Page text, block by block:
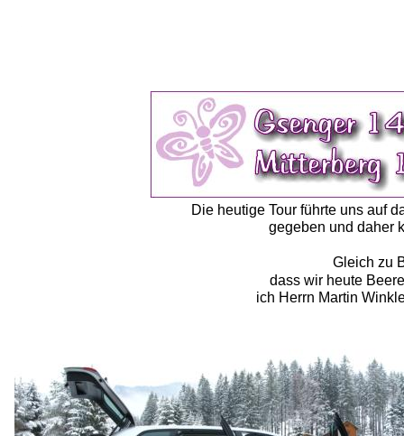
Die heutige Tour führte uns auf
gegeben und daher
Gleich zu
dass wir heute
ich Herrn Martin